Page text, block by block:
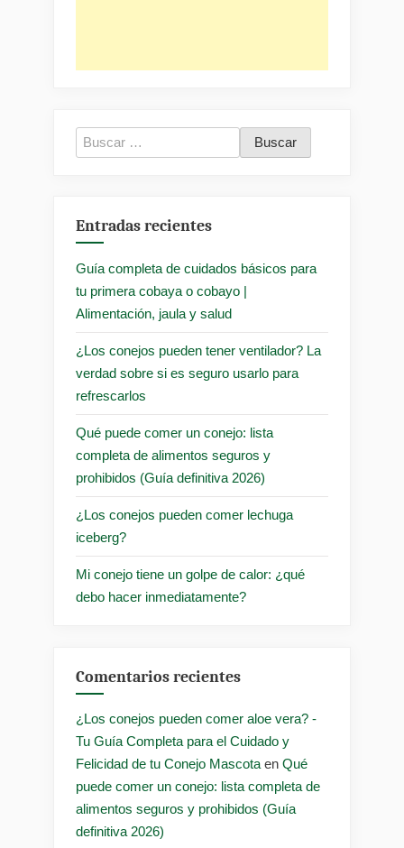
Buscar:
Entradas recientes
Guía completa de cuidados básicos para
tu primera cobaya o cobayo |
Alimentación, jaula y salud
¿Los conejos pueden tener ventilador? La
verdad sobre si es seguro usarlo para
refrescarlos
Qué puede comer un conejo: lista
completa de alimentos seguros y
prohibidos (Guía definitiva 2026)
¿Los conejos pueden comer lechuga
iceberg?
Mi conejo tiene un golpe de calor: ¿qué
debo hacer inmediatamente?
Comentarios recientes
¿Los conejos pueden comer aloe vera? -
Tu Guía Completa para el Cuidado y
Felicidad de tu Conejo Mascota en Qué
puede comer un conejo: lista completa de
alimentos seguros y prohibidos (Guía
definitiva 2026)